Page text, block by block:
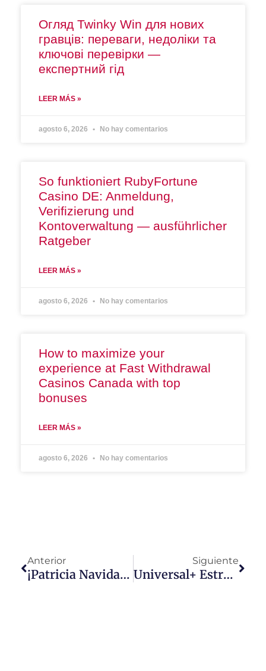
Огляд Twinky Win для нових
гравців: переваги, недоліки та
ключові перевірки —
експертний гід
LEER MÁS »
agosto 6, 2026 No hay comentarios
So funktioniert RubyFortune
Casino DE: Anmeldung,
Verifizierung und
Kontoverwaltung — ausführlicher
Ratgeber
LEER MÁS »
agosto 6, 2026 No hay comentarios
How to maximize your
experience at Fast Withdrawal
Casinos Canada with top
bonuses
LEER MÁS »
agosto 6, 2026 No hay comentarios
Anterior
¡Patricia Navidad Triunfa En La Gran Final De «Top Chef VIP»!
Siguiente
Universal+ Estrena «A Friend Of The Family» El 14 De Agosto